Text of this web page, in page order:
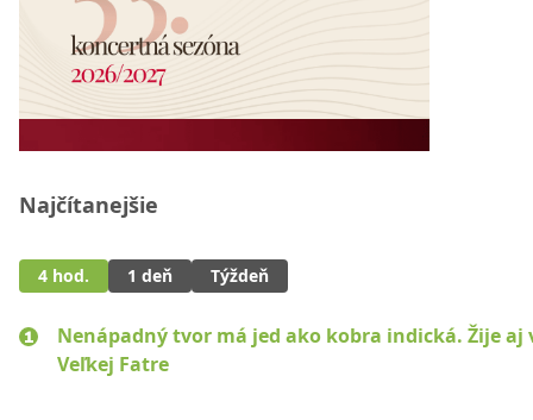
Najčítanejšie
4 hod. 1 deň Týždeň
Nenápadný tvor má jed ako kobra indická. Žije aj
Veľkej Fatre